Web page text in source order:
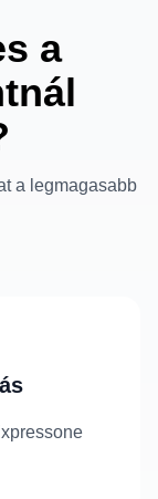
a
a legmagasabb